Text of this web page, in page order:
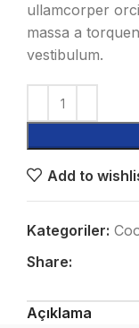
ullamcorper
massa a
vestibulum.
Add to
Kategoriler:
Share:
Açıklama